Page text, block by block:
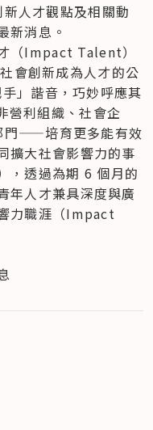
人才觀點及相關動
新消息。
（Impact Talent）
會創新成為人才的公
」諧音，巧妙呼應其
利組織、社會企
門——培育更多能有效
擴大社會影響力的事
，透過為期 6 個月的
年人才兼具深度與廣
力職涯（Impact